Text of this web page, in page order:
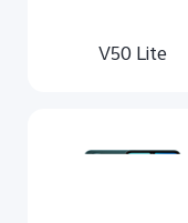
V50 Lite